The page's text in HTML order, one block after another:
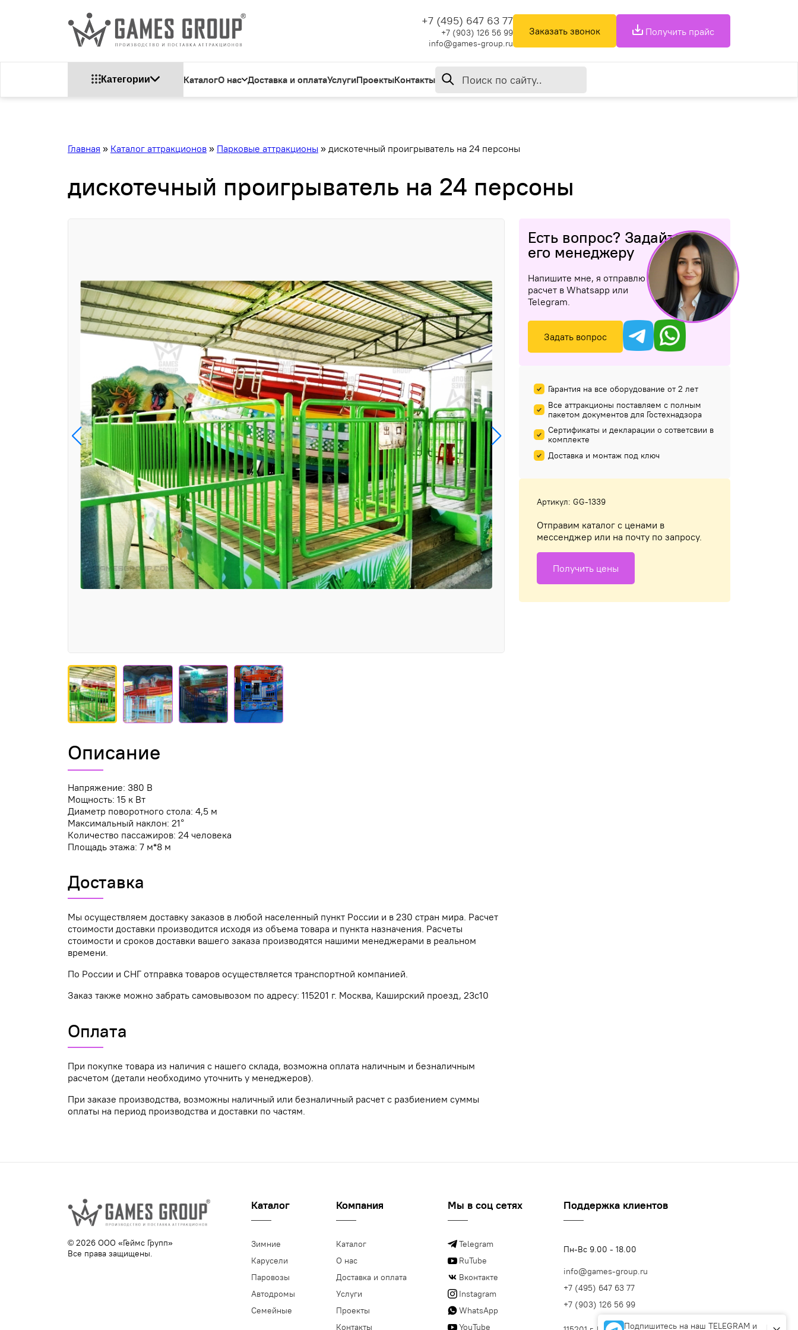
+7 (495) 647 63 77
+7 (903) 126 56 99
info@games-group.ru
Заказать звонок Получить прайс
Категории КаталогО нас Доставка и оплатаУслугиПроектыКонтакты
Главная » Каталог аттракционов » Парковые аттракционы » дискотечный проигрыватель на 24 персоны
дискотечный проигрыватель на 24 персоны
Описание
Напряжение: 380 В
Мощность: 15 к Вт
Диаметр поворотного стола: 4,5 м
Максимальный наклон: 21°
Количество пассажиров: 24 человека
Площадь этажа: 7 м*8 м
Доставка
Мы осуществляем доставку заказов в любой населенный пункт России и в 230 стран мира. Расчет
стоимости доставки производится исходя из объема товара и пункта назначения. Расчеты
стоимости и сроков доставки вашего заказа производятся нашими менеджерами в реальном
времени.
По России и СНГ отправка товаров осуществляется транспортной компанией.
Заказ также можно забрать самовывозом по адресу: 115201 г. Москва, Каширский проезд, 23с10
Оплата
При покупке товара из наличия с нашего склада, возможна оплата наличным и безналичным
расчетом (детали необходимо уточнить у менеджеров).
При заказе производства, возможны наличный или безналичный расчет с разбиением суммы
оплаты на период производства и доставки по частям.
Есть вопрос? Задайте
его менеджеру
Напишите мне, я отправлю
расчет в Whatsapp или
Telegram.
Задать вопрос
Гарантия на все оборудование от 2 лет
Все аттракционы поставляем с полным
пакетом документов для Гостехнадзора
Сертификаты и декларации о сответсвии в
комплекте
Доставка и монтаж под ключ
Артикул: GG-1339
Отправим каталог с ценами в
мессенджер или на почту по запросу.
Получить цены
© 2026 ООО «Геймс Групп»
Все права защищены.
Каталог
Зимние
Карусели
Паровозы
Автодромы
Семейные
Компания
Каталог
О нас
Доставка и оплата
Услуги
Проекты
Контакты
Мы в соц сетях
Telegram
RuTube
Вконтакте
Instagram
WhatsApp
YouTube
Поддержка клиентов
Пн-Вс 9.00 - 18.00
info@games-group.ru
+7 (495) 647 63 77
+7 (903) 126 56 99
Подпишитесь на наш TELEGRAM и